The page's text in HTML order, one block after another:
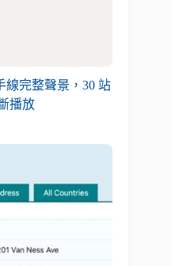
線完整聲景，30 站
播放